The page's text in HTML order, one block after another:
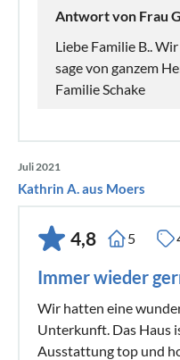
Antwort von Frau
Liebe Familie B..
sage von ganzem
Familie Schake
Juli 2021
Kathrin A. aus Moers
4,8 5
Immer wieder
Wir hatten eine
Unterkunft. Das Haus
Ausstattung top und